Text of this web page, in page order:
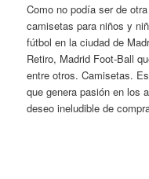
Como no podía ser de
camisetas para niños y
fútbol en la ciudad de
Retiro, Madrid Foot-Ball
entre otros. Camisetas.
que genera pasión en los
deseo ineludible de